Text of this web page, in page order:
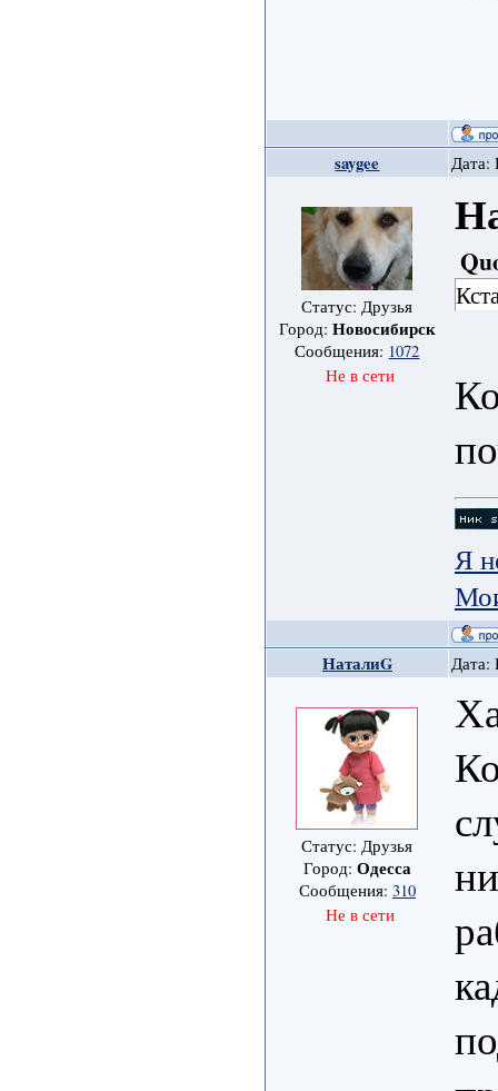
saygee Дата:
Статус: Друзья
Город: Новосибирск
Сообщения: 1072
Не в сети
Я
НаталиG Дата:
Статус: Друзья
Город: Одесса
Сообщения: 310
Не в сети